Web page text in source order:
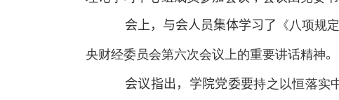
会上，与会人员集体学习了 《八项规
央财经委员会第六次会议上的重要讲话精神。
会议指出，学院党委要持之以恒落实